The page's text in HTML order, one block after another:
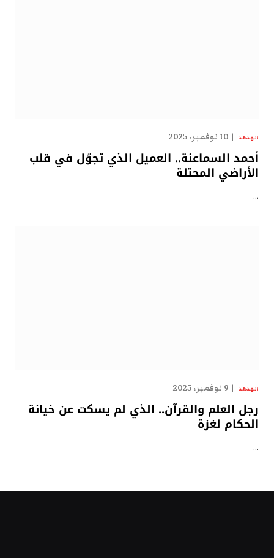
الهدهد 10 نوفمبر، 2025
أحمد السماعنة.. العميل الذي تجوّل في قلب
الأراضي المحتلة
…
الهدهد 9 نوفمبر، 2025
رجل العلم والقرآن.. الذي لم يسكت عن خيانة
الحكام لغزة
…